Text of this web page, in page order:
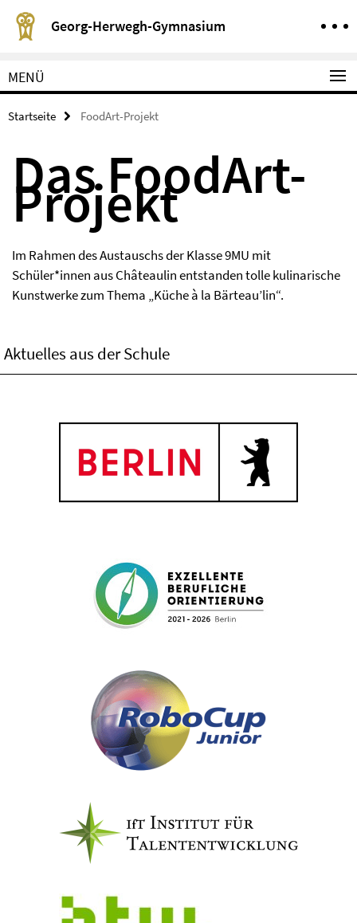
Springe direkt zu Inhalt
Georg-Herwegh-Gymnasium
Service-Navigation
MENÜ
Startseite FoodArt-Projekt
Das FoodArt-
Projekt
Im Rahmen des Austauschs der Klasse 9MU mit
Schüler*innen aus Châteaulin entstanden tolle kulinarische
Kunstwerke zum Thema „Küche à la Bärteau’lin“.
Aktuelles aus der Schule